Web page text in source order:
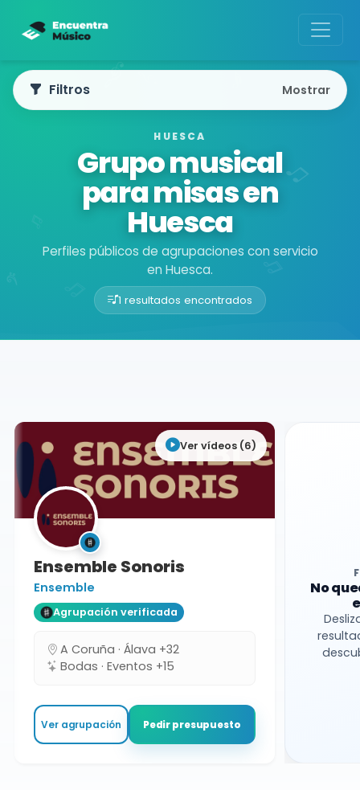
HUESCA
Grupo musical
para misas en
Huesca
Perfiles públicos de agrupaciones con servicio
en Huesca.
1 resultados encontrados
Buscador de músicos
Filtros Mostrar
Ver vídeos (6)
Ensemble Sonoris
Ensemble
Agrupación verificada
A Coruña · Álava +32
Bodas · Eventos +15
Ver agrupación Pedir presupuesto
No